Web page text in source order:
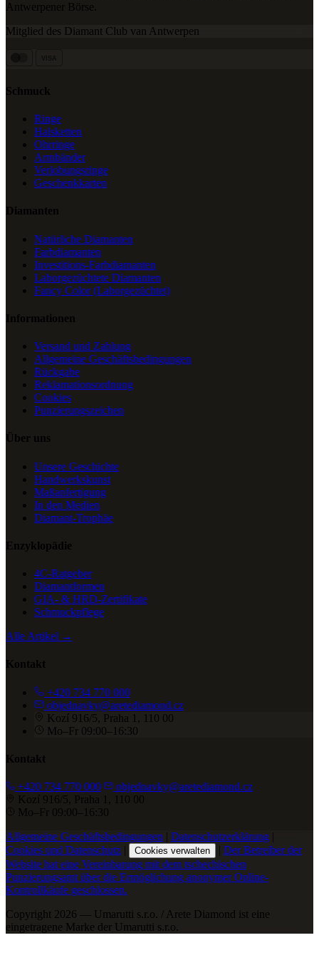
Antwerpener Börse.
Mitglied des Diamant Club van Antwerpen
Schmuck
Ringe
Halsketten
Ohrringe
Armbänder
Verlobungsringe
Geschenkkarten
Diamanten
Natürliche Diamanten
Farbdiamanten
Investitions-Farbdiamanten
Laborgezüchtete Diamanten
Fancy Color (Laborgezüchtet)
Informationen
Versand und Zahlung
Allgemeine Geschäftsbedingungen
Rückgabe
Reklamationsordnung
Cookies
Punzierungszeichen
Über uns
Unsere Geschichte
Handwerkskunst
Maßanfertigung
In den Medien
Diamant-Trophäe
Enzyklopädie
4C-Ratgeber
Diamantformen
GIA- & HRD-Zertifikate
Schmuckpflege
Alle Artikel →
Kontakt
+420 734 770 000
objednavky@aretediamond.cz
Kozí 916/5, Praha 1, 110 00
Mo–Fr 09:00–16:30
Kontakt
+420 734 770 000
objednavky@aretediamond.cz
Kozí 916/5, Praha 1, 110 00
Mo–Fr 09:00–16:30
Allgemeine Geschäftsbedingungen | Datenschutzerklärung |
Cookies und Datenschutz | Cookies verwalten | Der Betreiber der
Website hat eine Vereinbarung mit dem tschechischen
Punzierungsamt über die Ermöglichung anonymer Online-
Kontrollkäufe geschlossen.
Copyright 2026 — Umarutti s.r.o. / Arete Diamond ist eine
eingetragene Marke der Umarutti s.r.o.